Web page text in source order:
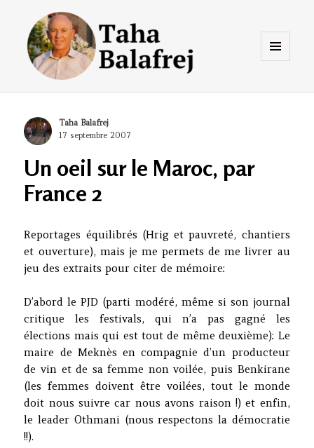
Taha Balafrej Blog
Author
Taha Balafrej
Posted
17 septembre 2007
Un oeil sur le Maroc, par
France 2
Reportages équilibrés (Hrig et pauvreté, chantiers
et ouverture), mais je me permets de me livrer au
jeu des extraits pour citer de mémoire:
D’abord le PJD (parti modéré, même si son journal
critique les festivals, qui n’a pas gagné les
élections mais qui est tout de même deuxième): Le
maire de Meknès en compagnie d’un producteur
de vin et de sa femme non voilée, puis Benkirane
(les femmes doivent être voilées, tout le monde
doit nous suivre car nous avons raison !) et enfin,
le leader Othmani (nous respectons la démocratie
!!).